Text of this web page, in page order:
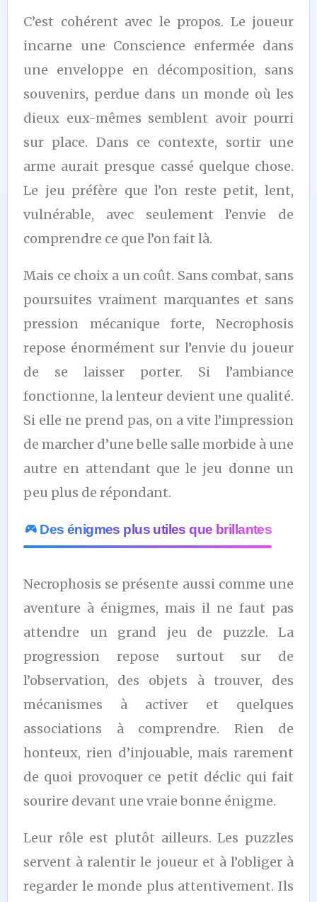
C’est cohérent avec le propos. Le joueur
incarne une Conscience enfermée dans
une enveloppe en décomposition, sans
souvenirs, perdue dans un monde où les
dieux eux-mêmes semblent avoir pourri
sur place. Dans ce contexte, sortir une
arme aurait presque cassé quelque chose.
Le jeu préfère que l’on reste petit, lent,
vulnérable, avec seulement l’envie de
comprendre ce que l’on fait là.
Mais ce choix a un coût. Sans combat, sans
poursuites vraiment marquantes et sans
pression mécanique forte, Necrophosis
repose énormément sur l’envie du joueur
de se laisser porter. Si l’ambiance
fonctionne, la lenteur devient une qualité.
Si elle ne prend pas, on a vite l’impression
de marcher d’une belle salle morbide à une
autre en attendant que le jeu donne un
peu plus de répondant.
Des énigmes plus utiles que brillantes
Necrophosis se présente aussi comme une
aventure à énigmes, mais il ne faut pas
attendre un grand jeu de puzzle. La
progression repose surtout sur de
l’observation, des objets à trouver, des
mécanismes à activer et quelques
associations à comprendre. Rien de
honteux, rien d’injouable, mais rarement
de quoi provoquer ce petit déclic qui fait
sourire devant une vraie bonne énigme.
Leur rôle est plutôt ailleurs. Les puzzles
servent à ralentir le joueur et à l’obliger à
regarder le monde plus attentivement. Ils